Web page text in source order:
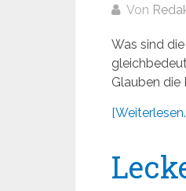
Von
Was sind
Glauben die